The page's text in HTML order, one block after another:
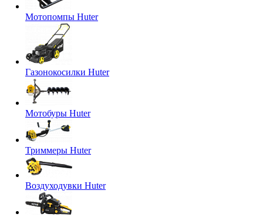
Мотопомпы Huter
Газонокосилки Huter
Мотобуры Huter
Триммеры Huter
Воздуходувки Huter